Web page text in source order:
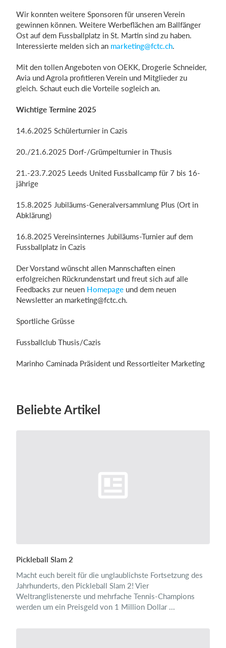
Wir konnten weitere Sponsoren für unseren Verein
gewinnen können. Weitere Werbeflächen am Ballfänger
Ost auf dem Fussballplatz in St. Martin sind zu haben.
Interessierte melden sich an marketing@fctc.ch.
Mit den tollen Angeboten von OEKK, Drogerie Schneider,
Avia und Agrola profitieren Verein und Mitglieder zu
gleich. Schaut euch die Vorteile sogleich an.
Wichtige Termine 2025
14.6.2025 Schülerturnier in Cazis
20./21.6.2025 Dorf-/Grümpelturnier in Thusis
21.-23.7.2025 Leeds United Fussballcamp für 7 bis 16-
jährige
15.8.2025 Jubiläums-Generalversammlung Plus (Ort in
Abklärung)
16.8.2025 Vereinsinternes Jubiläums-Turnier auf dem
Fussballplatz in Cazis
Der Vorstand wünscht allen Mannschaften einen
erfolgreichen Rückrundenstart und freut sich auf alle
Feedbacks zur neuen Homepage und dem neuen
Newsletter an marketing@fctc.ch.
Sportliche Grüsse
Fussballclub Thusis/Cazis
Marinho Caminada Präsident und Ressortleiter Marketing
Beliebte Artikel
Pickleball Slam 2
Macht euch bereit für die unglaublichste Fortsetzung des
Jahrhunderts, den Pickleball Slam 2! Vier
Weltranglistenerste und mehrfache Tennis-Champions
werden um ein Preisgeld von 1 Million Dollar ...